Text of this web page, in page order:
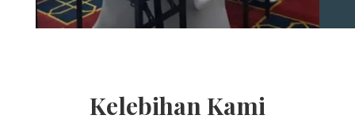
Kelebihan Kami